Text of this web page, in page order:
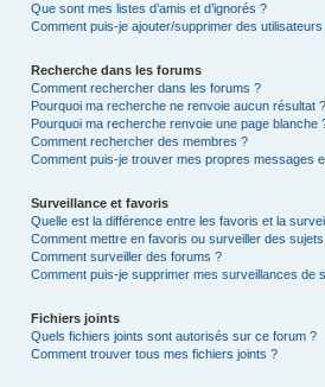
Que sont mes listes d’amis et d’ignorés ?
Comment puis-je ajouter/supprimer des utilisateurs
Recherche dans les forums
Comment rechercher dans les forums ?
Pourquoi ma recherche ne renvoie aucun résultat ?
Pourquoi ma recherche renvoie une page blanche
Comment rechercher des membres ?
Comment puis-je trouver mes propres messages
Surveillance et favoris
Quelle est la différence entre les favoris et la
Comment mettre en favoris ou surveiller des
Comment surveiller des forums ?
Comment puis-je supprimer mes surveillances de
Fichiers joints
Quels fichiers joints sont autorisés sur ce forum ?
Comment trouver tous mes fichiers joints ?